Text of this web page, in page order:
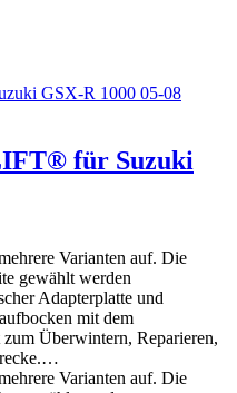
für Suzuki
Varianten auf. Die
gewählt werden
Adapterplatte und
mit dem
Überwintern, Reparieren,
Varianten auf. Die